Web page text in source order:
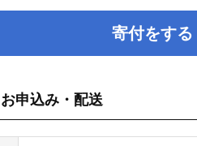
寄付をする
申込み・配送